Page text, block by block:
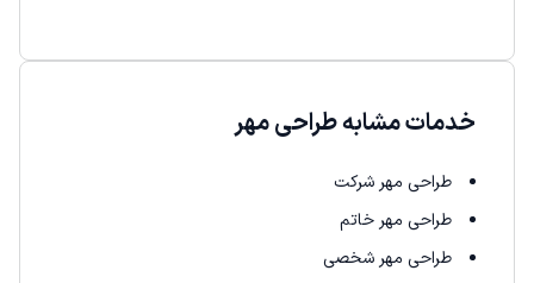
خدمات مشابه طراحی مهر
طراحی مهر شرکت
طراحی مهر خاتم
طراحی مهر شخصی